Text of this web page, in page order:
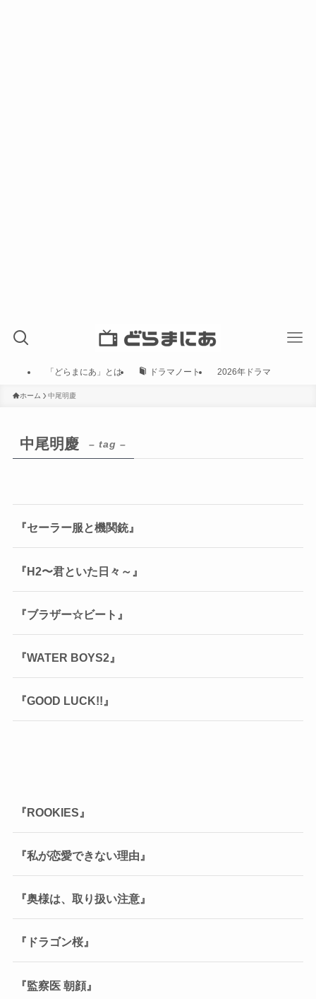
「どらまにあ」とは ドラマノート 2026年ドラマ
ホーム 中尾明慶
中尾明慶 – tag –
『セーラー服と機関銃』
『H2〜君といた日々～』
『ブラザー☆ビート』
『WATER BOYS2』
『GOOD LUCK!!』
『ROOKIES』
『私が恋愛できない理由』
『奥様は、取り扱い注意』
『ドラゴン桜』
『監察医 朝顔』